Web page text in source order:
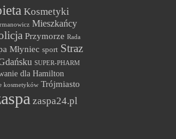
Kosmetyki
Mieszkańcy
Przymorze Rada
Młyniec sport Straz
SUPER-PHARM
dla Hamilton
kosmetyków Trójmiasto
zaspa24.pl